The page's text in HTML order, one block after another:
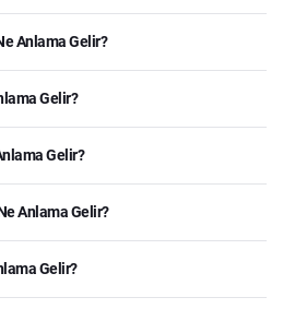
Anlama Gelir?
Gelir?
Gelir?
Anlama Gelir?
Gelir?